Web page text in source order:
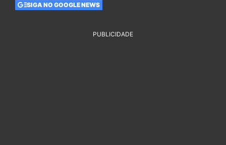
SIGA NO GOOGLE NEWS
PUBLICIDADE